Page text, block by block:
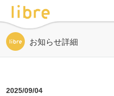
お知らせ詳細
2025/09/04